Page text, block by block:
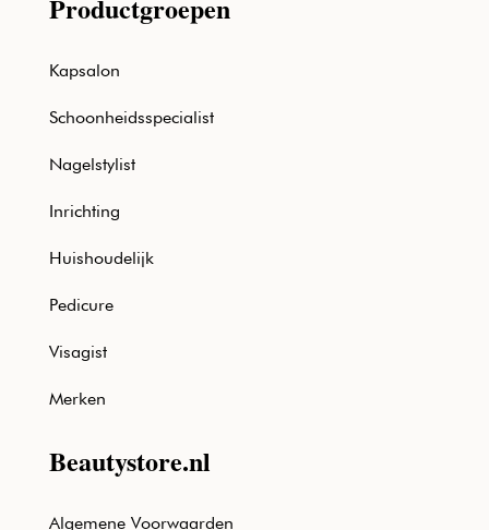
Productgroepen
Kapsalon
Schoonheidsspecialist
Nagelstylist
Inrichting
Huishoudelijk
Pedicure
Visagist
Merken
Beautystore.nl
Algemene Voorwaarden